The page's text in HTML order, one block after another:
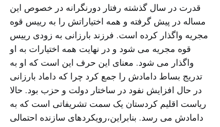
قدرت در سال گذشته رفتار دورنگرانه در خصوص این
مساله در پیش گرفته و همه اختیاراتش را به رییس قوه
مجریه واگذار کرده است. فرزند بارزانی به زودی رییس
قوه مجریه می شود و در نهایت همه اختیارات به او
واگذار می شود. معنای این حرف این است که او به
تدریج بساط دامادش را جمع کرد چرا که داماد بارزانی
در حال افزایش نفود در ساختار دولت و حزب بود. حالا
ریاست اقلیم کردستان یک سمت تشریفاتی است که به
دامادش می رسد. بنابراین،رویکردهای سازنده احتمالی